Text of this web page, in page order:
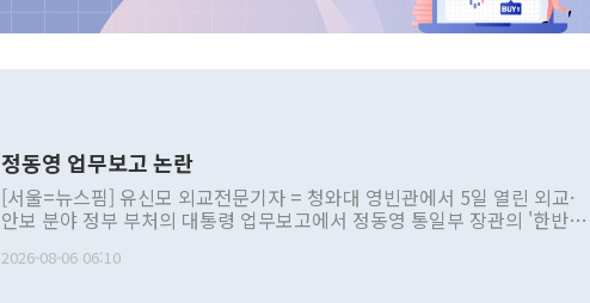
정동영 업무보고 논란
[서울=뉴스핌] 유신모 외교전문기자 = 청와대 영빈관에서 5일 열린 외교·
안보 분야 정부 부처의 대통령 업무보고에서 정동영 통일부 장관의 '한반도
발언 중에는 정부 내 조율을 거치지 않은 사안을 정책으로 추진하겠다고 공
2026-08-06 06:10